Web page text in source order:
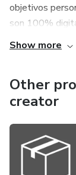
objetivos
son 100%
Show more
Other
creator